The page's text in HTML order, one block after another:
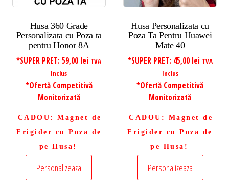
Husa 360 Grade
Personalizata cu Poza ta
pentru Honor 8A
*SUPER PRET:59,00 lei TVA
Inclus
*Ofertă Competitivă
Monitorizată
CADOU : Magnet de
Frigider cu Poza de
pe Husa!
Personalizeaza
Husa Personalizata cu
Poza Ta Pentru Huawei
Mate 40
*SUPER PRET: 45,00 lei TVA
Inclus
*Ofertă Competitivă
Monitorizată
CADOU : Magnet de
Frigider cu Poza de
pe Husa!
Personalizeaza